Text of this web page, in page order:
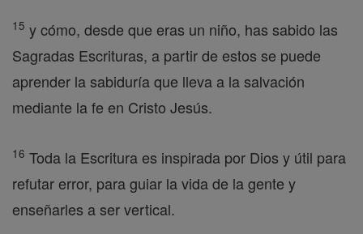
15 y cómo, desde que eras un niño, has sabido las
Sagradas Escrituras, a partir de estos se puede
aprender la sabiduría que lleva a la salvación
mediante la fe en Cristo Jesús.
16 Toda la Escritura es inspirada por Dios y útil para
refutar error, para guiar la vida de la gente y
enseñarles a ser vertical.